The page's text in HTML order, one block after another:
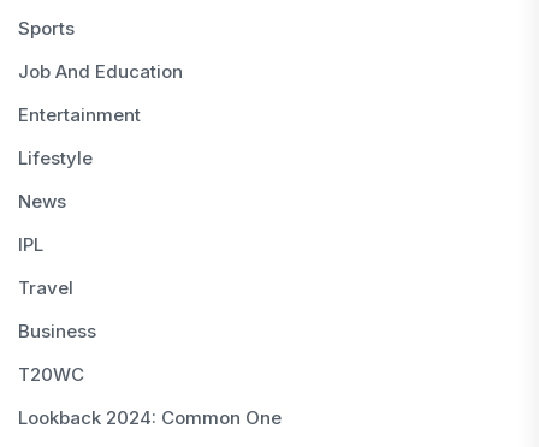
Sports
Job And Education
Entertainment
Lifestyle
News
IPL
Travel
Business
T20WC
Lookback 2024: Common One